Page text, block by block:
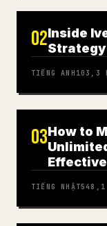
02Inside
TIẾNG ANH 103,3
03How to
TIẾNG NHẬT548,1